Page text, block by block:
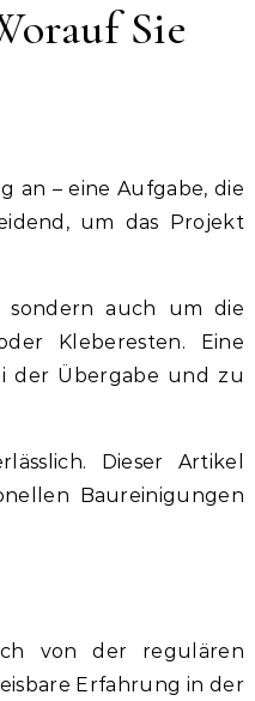
Sie
um das Projekt
auch um die
Kleberesten. Eine
der Übergabe und zu
Dieser Artikel
Baureinigungen
von der regulären
Erfahrung in der